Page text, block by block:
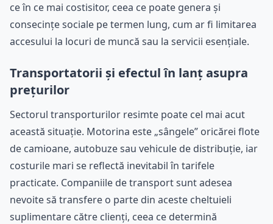
ce în ce mai costisitor, ceea ce poate genera și
consecințe sociale pe termen lung, cum ar fi limitarea
accesului la locuri de muncă sau la servicii esențiale.
Transportatorii și efectul în lanț asupra
prețurilor
Sectorul transporturilor resimte poate cel mai acut
această situație. Motorina este „sângele” oricărei flote
de camioane, autobuze sau vehicule de distribuție, iar
costurile mari se reflectă inevitabil în tarifele
practicate. Companiile de transport sunt adesea
nevoite să transfere o parte din aceste cheltuieli
suplimentare către clienți, ceea ce determină